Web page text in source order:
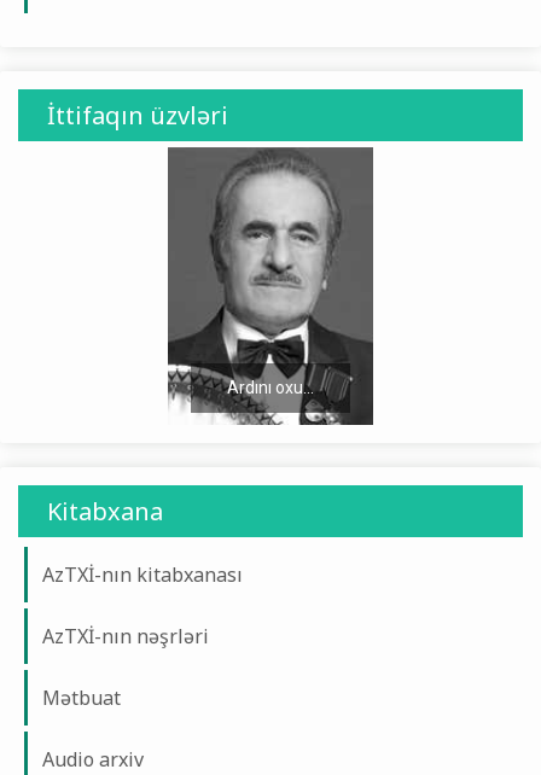
İttifaqın üzvləri
Ardını oxu...
Kitabxana
AzTXİ-nın kitabxanası
AzTXİ-nın nəşrləri
Mətbuat
Audio arxiv